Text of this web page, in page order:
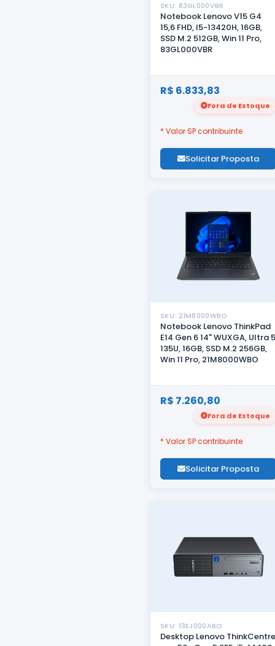
SKU: 83GL000VBR
Notebook Lenovo V15 G4
15,6 FHD, I5-13420H, 16GB,
SSD M.2 512GB, Win 11 Pro,
83GL000VBR
R$ 6.833,83
Fora de Estoque
* Valor SP contribuinte
Solicitar Proposta
SKU: 21M8000WBO
Notebook Lenovo ThinkPad
E14 Gen 6 14" WUXGA, Ultra 5
135U, 16GB, SSD M.2 256GB,
Win 11 Pro, 21M8000WBO
R$ 7.260,80
Fora de Estoque
* Valor SP contribuinte
Solicitar Proposta
SKU: 13EJ000ABO
Desktop Lenovo ThinkCentre